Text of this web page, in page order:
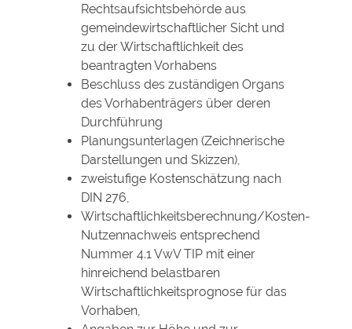
Rechtsaufsichtsbehörde aus
gemeindewirtschaftlicher Sicht und
zu der Wirtschaftlichkeit des
beantragten Vorhabens
Beschluss des zuständigen Organs
des Vorhabenträgers über deren
Durchführung
Planungsunterlagen (Zeichnerische
Darstellungen und Skizzen),
zweistufige Kostenschätzung nach
DIN 276,
Wirtschaftlichkeitsberechnung/Kosten-
Nutzennachweis entsprechend
Nummer 4.1 VwV TIP mit einer
hinreichend belastbaren
Wirtschaftlichkeitsprognose für das
Vorhaben,